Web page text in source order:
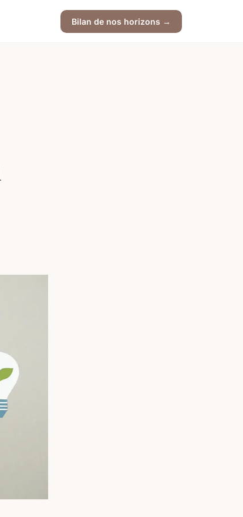
Bilan de nos horizons →